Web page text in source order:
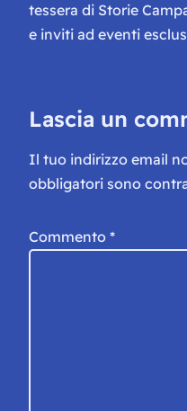
tessera di Storie
e inviti ad eventi
Lascia un
Il tuo indirizzo email
obbligatori sono
Commento *